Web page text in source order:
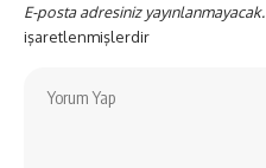
E-posta adresiniz yayınlanmayacak.
işaretlenmişlerdir